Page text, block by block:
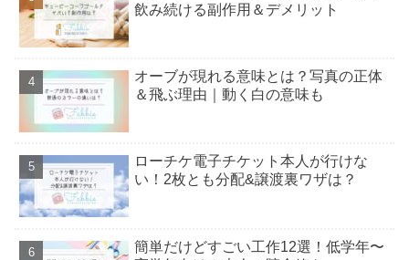
飲み続ける副作用＆デメリット
オーブが現れる意味とは？写真の正体
＆飛ぶ理由｜動く白の意味も
ローチケ電子チケット本人が行けな
い！2枚とも分配&譲渡裏ワザは？
簡単だけどすごい工作12選！低学年〜